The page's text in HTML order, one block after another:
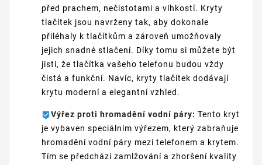
před prachem, nečistotami a vlhkostí. Kryty
tlačítek jsou navrženy tak, aby dokonale
přiléhaly k tlačítkům a zároveň umožňovaly
jejich snadné stlačení. Díky tomu si můžete být
jisti, že tlačítka vašeho telefonu budou vždy
čistá a funkční. Navíc, kryty tlačítek dodávají
krytu moderní a elegantní vzhled.
Výřez proti hromadění vodní páry: Tento kryt
je vybaven speciálním výřezem, který zabraňuje
hromadění vodní páry mezi telefonem a krytem.
Tím se předchází zamlžování a zhoršení kvality